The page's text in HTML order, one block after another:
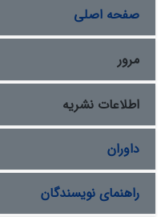
صفحه اصلی
مرور
اطلاعات نشریه
داوران
راهنمای نویسندگان